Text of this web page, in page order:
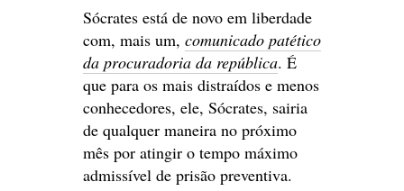
Sócrates está de novo em liberdade
com, mais um, comunicado patético
da procuradoria da república. É
que para os mais distraídos e menos
conhecedores, ele, Sócrates, sairia
de qualquer maneira no próximo
mês por atingir o tempo máximo
admissível de prisão preventiva.